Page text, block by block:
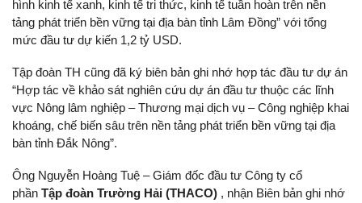
hình kinh tế xanh, kinh tế tri thức, kinh tế tuần hoàn trên nền
tảng phát triển bền vững tại địa bàn tỉnh Lâm Đồng” với tổng
mức đầu tư dự kiến 1,2 tỷ USD.
Tập đoàn TH cũng đã ký biên bản ghi nhớ hợp tác đầu tư dự án
“Hợp tác về khảo sát nghiên cứu dự án đầu tư thuộc các lĩnh
vực Nông lâm nghiệp – Thương mại dịch vụ – Công nghiệp khai
khoáng, chế biến sâu trên nền tảng phát triển bền vững tại địa
bàn tỉnh Đắk Nông”.
Ông Nguyễn Hoàng Tuệ – Giám đốc đầu tư Công ty cổ
phần Tập đoàn Trường Hải (THACO) , nhận Biên bản ghi nhớ